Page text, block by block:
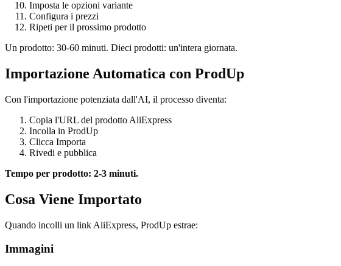
Imposta le opzioni variante
Configura i prezzi
Ripeti per il prossimo prodotto
Un prodotto: 30-60 minuti. Dieci prodotti: un'intera giornata.
Importazione Automatica con ProdUp
Con l'importazione potenziata dall'AI, il processo diventa:
Copia l'URL del prodotto AliExpress
Incolla in ProdUp
Clicca Importa
Rivedi e pubblica
Tempo per prodotto: 2-3 minuti.
Cosa Viene Importato
Quando incolli un link AliExpress, ProdUp estrae:
Immagini